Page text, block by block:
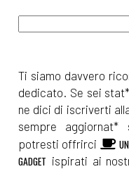
incipit
[04]
Vita, di
Vannini:
Ti siamo davvero
dedicato. Se sei
ne dici di iscriverti
sempre aggiornat*
potresti offrirci
GADGET ispirati ai